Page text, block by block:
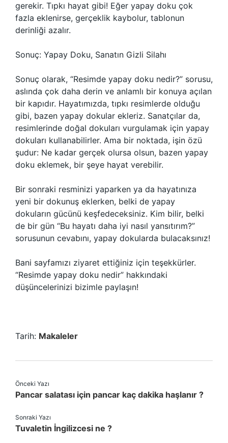
gerekir. Tıpkı hayat gibi! Eğer yapay doku çok
fazla eklenirse, gerçeklik kaybolur, tablonun
derinliği azalır.
Sonuç: Yapay Doku, Sanatın Gizli Silahı
Sonuç olarak, “Resimde yapay doku nedir?” sorusu,
aslında çok daha derin ve anlamlı bir konuya açılan
bir kapıdır. Hayatımızda, tıpkı resimlerde olduğu
gibi, bazen yapay dokular ekleriz. Sanatçılar da,
resimlerinde doğal dokuları vurgulamak için yapay
dokuları kullanabilirler. Ama bir noktada, işin özü
şudur: Ne kadar gerçek olursa olsun, bazen yapay
doku eklemek, bir şeye hayat verebilir.
Bir sonraki resminizi yaparken ya da hayatınıza
yeni bir dokunuş eklerken, belki de yapay
dokuların gücünü keşfedeceksiniz. Kim bilir, belki
de bir gün “Bu hayatı daha iyi nasıl yansıtırım?”
sorusunun cevabını, yapay dokularda bulacaksınız!
Bani sayfamızı ziyaret ettiğiniz için teşekkürler.
“Resimde yapay doku nedir” hakkındaki
düşüncelerinizi bizimle paylaşın!
Tarih: Makaleler
Önceki Yazı
Pancar salatası için pancar kaç dakika haşlanır ?
Sonraki Yazı
Tuvaletin İngilizcesi ne ?